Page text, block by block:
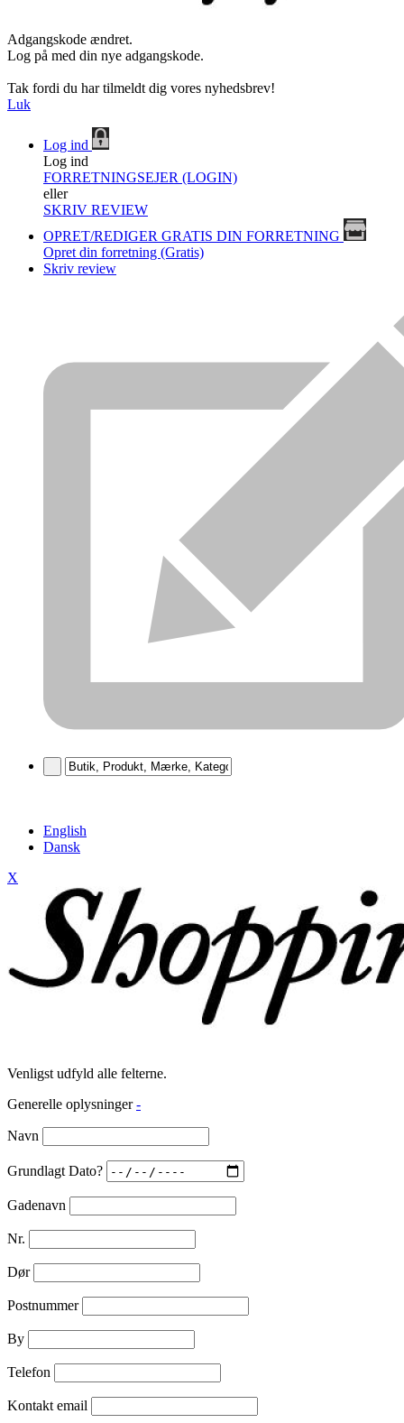
Adgangskode ændret.
Log på med din nye adgangskode.
Tak fordi du har tilmeldt dig vores nyhedsbrev!
Luk
Log ind
Log ind
FORRETNINGSEJER (LOGIN)
eller
SKRIV REVIEW
OPRET/REDIGER GRATIS DIN FORRETNING
Opret din forretning (Gratis)
Skriv review
English
Dansk
X
Venligst udfyld alle felterne.
Generelle oplysninger -
Navn
Grundlagt Dato?
Gadenavn
Nr.
Dør
Postnummer
By
Telefon
Kontakt email